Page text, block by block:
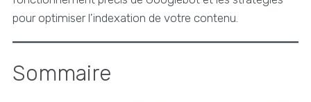
pour optimiser l'indexation de votre contenu.
Sommaire